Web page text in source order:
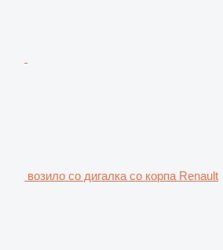
возило со дигалка со корпа Renault